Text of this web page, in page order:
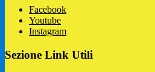
Facebook
Youtube
Instagram
Sezione Link Utili